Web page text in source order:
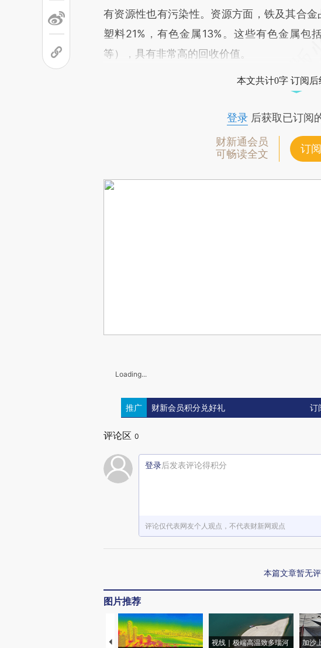
有资源性也有污染性。资源方面，铁及其合
塑料21%，有色金属13%。这些有色金属包
等），具有非常高的回收价值。
本文共计0字 订阅
登录后获取已订阅
财新通会员
可畅读全文
订
Loading...
推广 财新会员积分兑好礼 订
评论区 0
登录后发表评论得积分
评论仅代表网友个人观点，不代表财新网观点
本篇文章暂无
图片推荐
视线｜极端高温致多瑙河
加沙